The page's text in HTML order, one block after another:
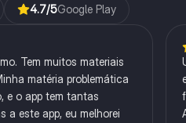
4.7/5Google Play
Tem muitos materiais
matéria problemática
e o app tem tantas
a este app, eu melhorei